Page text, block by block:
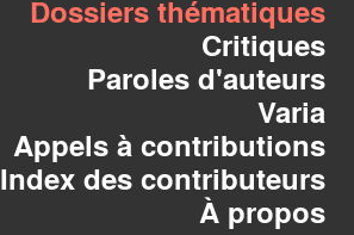
Dossiers thématiques
Critiques
Paroles d'auteurs
Varia
Appels à contributions
Index des contributeurs
À propos